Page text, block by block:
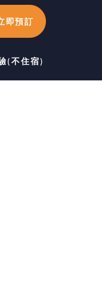
即預訂
(不住宿)